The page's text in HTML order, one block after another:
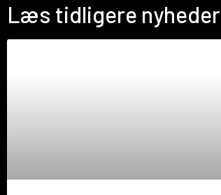
Læs tidligere nyheder